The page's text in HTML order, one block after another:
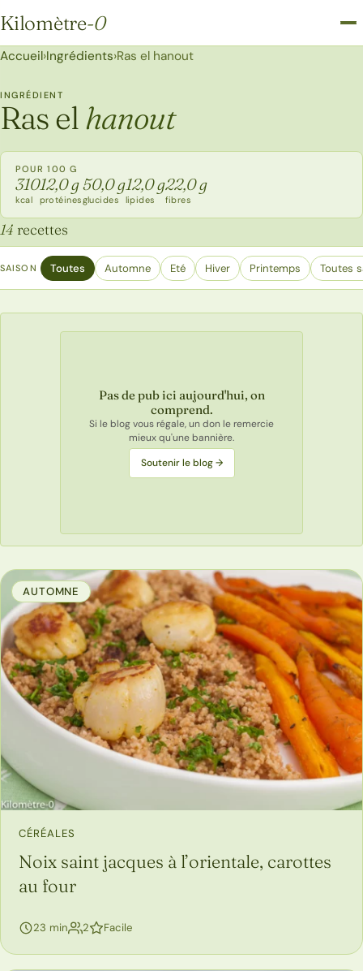
Kilomètre-0
Kilomètre-0
Accueil›Ingrédients›Ras el hanout
INGRÉDIENT
Ras elhanout
POUR 100 G
310
kcal
12,0 g
protéines
50,0 g
glucides
12,0 g
lipides
22,0 g
fibres
14 recettes
SAISON Toutes Automne Eté Hiver Printemps Toutes
Pas de pub ici aujourd'hui, on
comprend.
Si le blog vous régale, un don le remercie
mieux qu'une bannière.
Soutenir le blog →
AUTOMNE
CÉRÉALES
Noix saint jacques à l’orientale, carottes
au four
23 min 2personnes
Facile